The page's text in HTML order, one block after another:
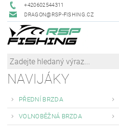
+420602544311
DRAGON@RSP-FISHING.CZ
NAVIJÁKY
PŘEDNÍ BRZDA
VOLNOBĚŽNÁ BRZDA